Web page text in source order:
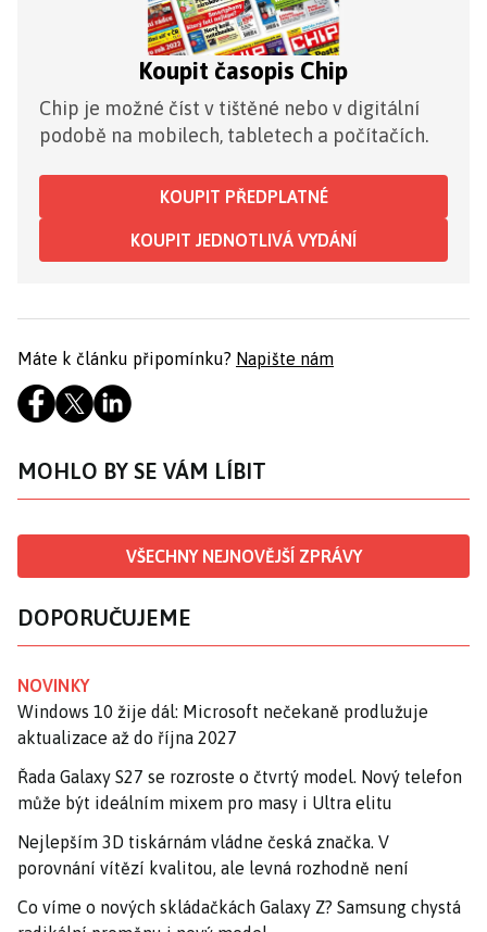
Koupit časopis Chip
Chip je možné číst v tištěné nebo v digitální
podobě na mobilech, tabletech a počítačích.
KOUPIT PŘEDPLATNÉ
KOUPIT JEDNOTLIVÁ VYDÁNÍ
Máte k článku připomínku? Napište nám
MOHLO BY SE VÁM LÍBIT
VŠECHNY NEJNOVĚJŠÍ ZPRÁVY
DOPORUČUJEME
NOVINKY
Windows 10 žije dál: Microsoft nečekaně prodlužuje
aktualizace až do října 2027
Řada Galaxy S27 se rozroste o čtvrtý model. Nový telefon
může být ideálním mixem pro masy i Ultra elitu
Nejlepším 3D tiskárnám vládne česká značka. V
porovnání vítězí kvalitou, ale levná rozhodně není
Co víme o nových skládačkách Galaxy Z? Samsung chystá